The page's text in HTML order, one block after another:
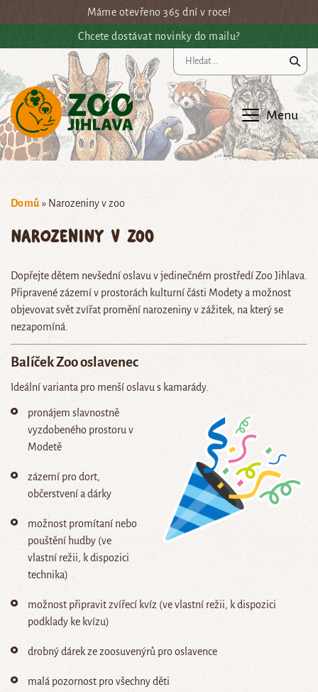
Přejít na hlavní obsahMáme otevřeno 365 dní v roce!
Chcete dostávat novinky do mailu?
Menu
Domů » Narozeniny v zoo
Narozeniny v zoo
Dopřejte dětem nevšední oslavu v jedinečném prostředí Zoo Jihlava.
Připravené zázemí v prostorách kulturní části Modety a možnost
objevovat svět zvířat promění narozeniny v zážitek, na který se
nezapomíná.
BalíčekZoo oslavenec
Ideální varianta pro menší oslavu s kamarády.
pronájem slavnostně
vyzdobeného prostoru v
Modetě
zázemí pro dort,
občerstvení a dárky
možnost promítaní nebo
pouštění hudby (ve
vlastní režii, k dispozici
technika)
možnost připravit zvířecí kvíz (ve vlastní režii, k dispozici
podklady ke kvízu)
drobný dárek ze zoosuvenýrů pro oslavence
malá pozornost pro všechny děti